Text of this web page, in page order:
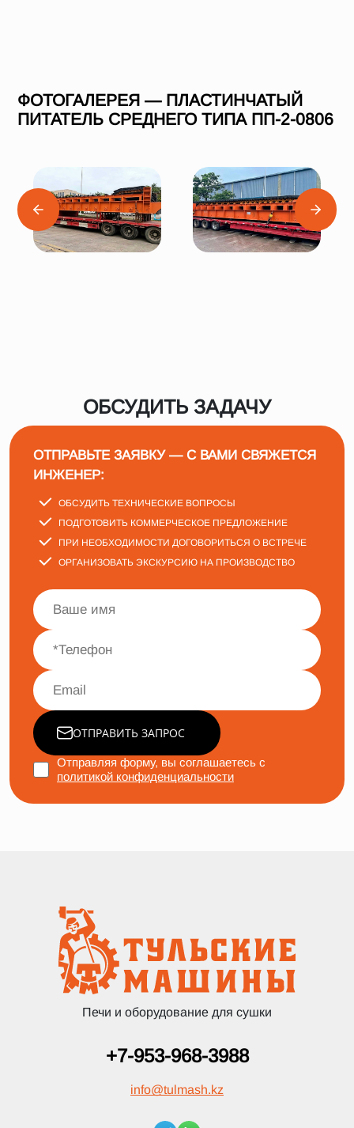
ФОТОГАЛЕРЕЯ — ПЛАСТИНЧАТЫЙ
ПИТАТЕЛЬ СРЕДНЕГО ТИПА ПП-2-0806
ОБСУДИТЬ ЗАДАЧУ
ОТПРАВЬТЕ ЗАЯВКУ — С ВАМИ СВЯЖЕТСЯ
ИНЖЕНЕР:
ОБСУДИТЬ ТЕХНИЧЕСКИЕ ВОПРОСЫ
ПОДГОТОВИТЬ КОММЕРЧЕСКОЕ ПРЕДЛОЖЕНИЕ
ПРИ НЕОБХОДИМОСТИ ДОГОВОРИТЬСЯ О ВСТРЕЧЕ
ОРГАНИЗОВАТЬ ЭКСКУРСИЮ НА ПРОИЗВОДСТВО
ОТПРАВИТЬ ЗАПРОС
Отправляя форму, вы соглашаетесь с
политикой конфиденциальности
Печи и оборудование для сушки
+7-953-968-3988
info@tulmash.kz